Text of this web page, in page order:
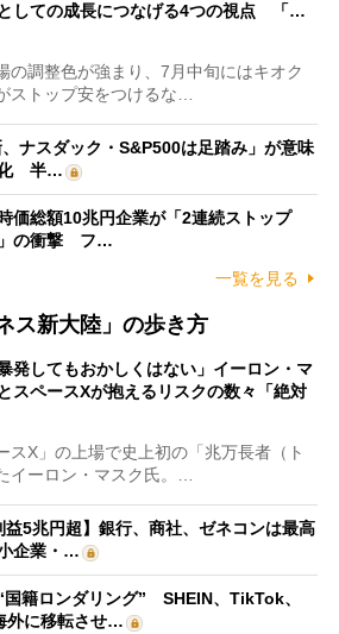
しての成長につなげる4つの視点 「…
調整色が強まり、7月中旬にはキオク
ストップ安をつけるな…
、ナスダック・S&P500は足踏み」が意味
化 半…
価総額10兆円企業が「2連続ストップ
」の衝撃 フ…
一覧を見る
ス新大陸」の歩き方
暴発してもおかしくはない」イーロン・マ
スペースXが抱えるリスクの数々「絶対
X」の上場で史上初の「兆万長者（ト
イーロン・マスク氏。…
益5兆円超】銀行、商社、ゼネコンは最高
企業・…
国籍ロンダリング” SHEIN、TikTok、
外に移転させ…